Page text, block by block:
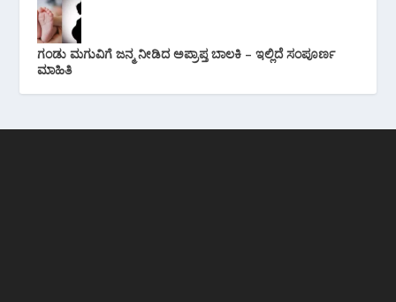
ಗಂಡು ಮಗುವಿಗೆ ಜನ್ಮ ನೀಡಿದ ಅಪ್ರಾಪ್ತ ಬಾಲಕಿ – ಇಲ್ಲಿದೆ ಸಂಪೂರ್ಣ
ಮಾಹಿತಿ